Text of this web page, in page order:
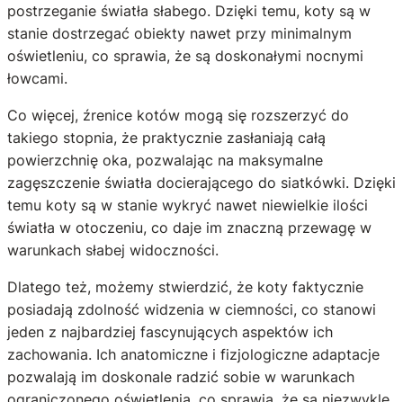
postrzeganie światła słabego. Dzięki temu, koty są w
stanie dostrzegać obiekty nawet przy minimalnym
oświetleniu, co sprawia, że są doskonałymi nocnymi
łowcami.
Co więcej, źrenice kotów mogą się rozszerzyć do
takiego stopnia, że praktycznie zasłaniają całą
powierzchnię oka, pozwalając na maksymalne
zagęszczenie światła docierającego do siatkówki. Dzięki
temu koty są w stanie wykryć nawet niewielkie ilości
światła w otoczeniu, co daje im znaczną przewagę w
warunkach słabej widoczności.
Dlatego też, możemy stwierdzić, że koty faktycznie
posiadają zdolność widzenia w ciemności, co stanowi
jeden z najbardziej fascynujących aspektów ich
zachowania. Ich anatomiczne i fizjologiczne adaptacje
pozwalają im doskonale radzić sobie w warunkach